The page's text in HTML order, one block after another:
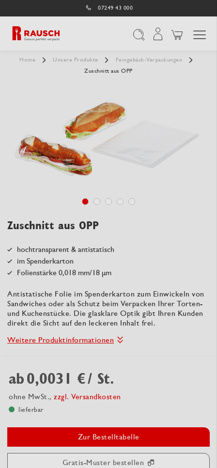
07249 43 000
Home Unsere Produkte
Feingebäck-Verpackungen
Zuschnitt aus OPP
Zuschnitt aus OPP
hochtransparent & antistatisch
im Spenderkarton
Folienstärke 0,018 mm/18 µm
Antistatische Folie im Spenderkarton zum Einwickeln von
Sandwiches oder als Schutz beim Verpacken Ihrer Torten-
und Kuchenstücke. Die glasklare Optik gibt Ihren Kunden
direkt die Sicht auf den leckeren Inhalt frei.
Weitere Produktinformationen
ab0,0031 €/ St.
ohne MwSt., zzgl. Versandkosten
lieferbar
Zur Bestelltabelle
Gratis-Muster bestellen